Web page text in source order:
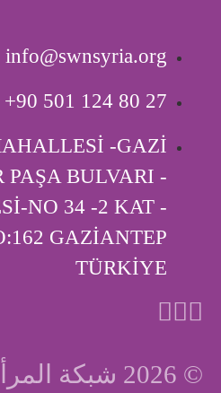
info@swnsyria.org
‎+90 501 124 80 27
-GAZİ
PAŞA BULVARI -
NO 34 -2 KAT -
GAZİANTEP
TÜRKİYE
© 2026 شبكة